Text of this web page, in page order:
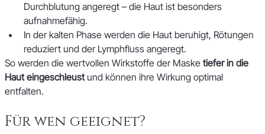
Durchblutung angeregt – die Haut ist besonders
aufnahmefähig.
In der kalten Phase werden die Haut beruhigt, Rötungen
reduziert und der Lymphfluss angeregt.
So werden die wertvollen Wirkstoffe der Maske tiefer in die
Haut eingeschleust und können ihre Wirkung optimal
entfalten.
Für wen geeignet?